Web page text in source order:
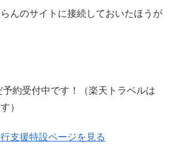
んのサイトに接続しておいたほうが
約受付中です！（楽天トラベルは
）
支援特設ページを見る